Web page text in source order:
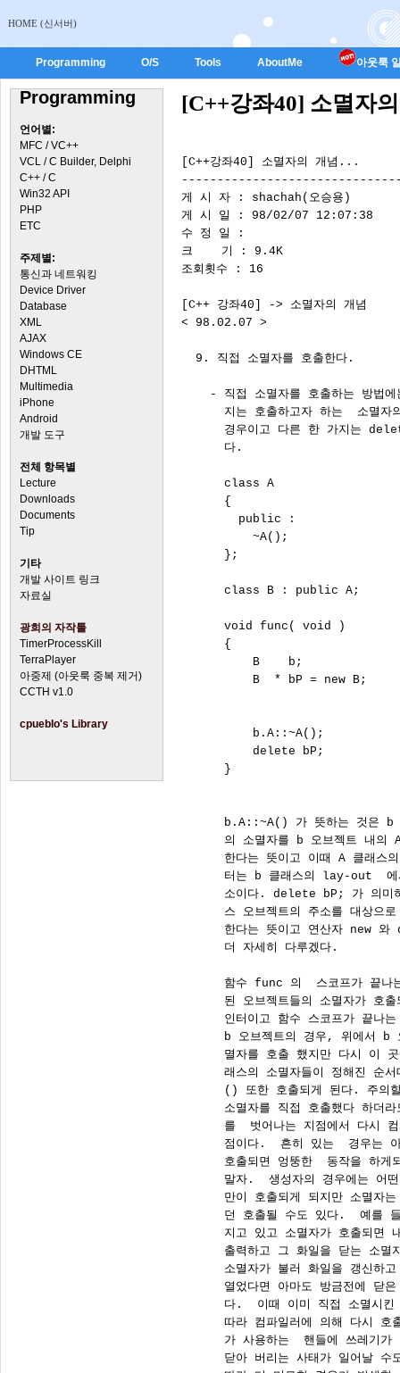
HOME (신서버)
Programming O/S Tools AboutMe 아웃룩
Programming
언어별:
MFC / VC++
VCL / C Builder, Delphi
C++ / C
Win32 API
PHP
ETC
주제별:
통신과 네트워킹
Device Driver
Database
XML
AJAX
Windows CE
DHTML
Multimedia
iPhone
Android
개발 도구
전체 항목별
Lecture
Downloads
Documents
Tip
기타
개발 사이트 링크
자료실
광희의 자작툴
TimerProcessKill
TerraPlayer
아중제 (아웃룩 중복 제거)
CCTH v1.0
cpueblo's Library
[C++강좌40] 소멸자
[C++강좌40] 소멸자의 개념...
게 시 자 : shachah(오승용)
게 시 일 : 98/02/07 12:07:38
수 정 일 :
크    기 : 9.4K
조회횟수 : 16
[C++ 강좌40] -> 소멸자의 개념
< 98.02.07 >
  9. 직접 소멸자를 호출한다.
- 직접 소멸자를 호출하는 방법
지는 호출하고자 하는  소멸자
경우이고 다른 한 가지는
      다.
      class A
      {
        public :
          ~A();
      };
      class B : public A;
      void func( void )
      {
          B    b;
          B  * bP = new B;
b.A::~A();
delete bP;
}
b.A::~A() 가 뜻하는 것은 b
의 소멸자를 b 오브젝트 내의
한다는 뜻이고 이때 A 클래스
터는 b 클래스의 lay-out  에
소이다. delete bP; 가 의미
스 오브젝트의 주소를 대상으
한다는 뜻이고 연산자 new 와
      더 자세히 다루겠다.
함수 func 의  스코프가 끝나
된 오브젝트들의 소멸자가 호
인터이고 함수 스코프가 끝나
b 오브젝트의 경우, 위에서 b
멸자를 호출 했지만 다시 이
래스의 소멸자들이 정해진 순
() 또한 호출되게 된다. 주의
소멸자를 직접 호출했다 하더
를  벗어나는 지점에서 다시
점이다.  흔히 있는  경우는
호출되면 엉뚱한  동작을 하게
말자.  생성자의 경우에는 어
만이 호출되게 되지만 소멸자
던 호출될 수도 있다.  예를
지고 있고 소멸자가 호출되면
출력하고 그 화일을 닫는 소멸
소멸자가 불러 화일을 갱신하
열었다면 아마도 방금전에 닫
다.  이때 이미 직접 소멸시킨
따라 컴파일러에 의해 다시 호
가 사용하는  핸들에 쓰레기가
닫아 버리는 사태가 일어날 수